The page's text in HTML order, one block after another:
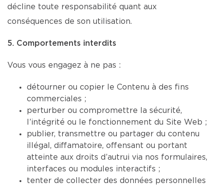
décline toute responsabilité quant aux
conséquences de son utilisation.
5. Comportements interdits
Vous vous engagez à ne pas :
détourner ou copier le Contenu à des fins
commerciales ;
perturber ou compromettre la sécurité,
l’intégrité ou le fonctionnement du Site Web ;
publier, transmettre ou partager du contenu
illégal, diffamatoire, offensant ou portant
atteinte aux droits d’autrui via nos formulaires,
interfaces ou modules interactifs ;
tenter de collecter des données personnelles